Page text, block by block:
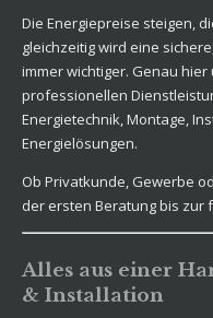
Die Energiepreise steigen,
gleichzeitig wird eine
immer wichtiger. Genau
professionellen
Energietechnik, Montage,
Energielösungen.
Ob Privatkunde, Gewerbe
der ersten Beratung bis zur
Alles aus einer
& Installation